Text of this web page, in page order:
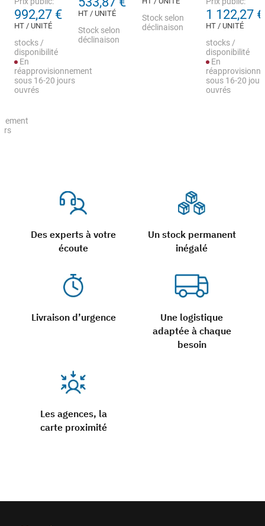
Des experts à votre
écoute
Un stock permanent
inégalé
Livraison d’urgence
Une logistique
adaptée à chaque
besoin
Les agences, la
carte proximité
992,27 €
HT / UNITÉ
stocks /
disponibilité
En
réapprovisionnement
sous 16-20 jours
ouvrés
HT / UNITÉ
Stock selon
déclinaison
Stock selon
déclinaison
1 122,27 €
HT / UNITÉ
stocks /
disponibilité
En
sous 16-20
ouvrés